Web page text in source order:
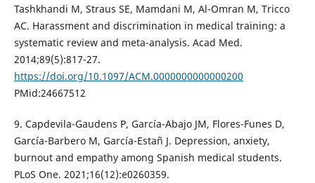
Tashkhandi M, Straus SE, Mamdani M, Al-Omran M, Tricco
AC. Harassment and discrimination in medical training: a
systematic review and meta-analysis. Acad Med.
2014;89(5):817-27.
https://doi.org/10.1097/ACM.0000000000000200
PMid:24667512
9. Capdevila-Gaudens P, García-Abajo JM, Flores-Funes D,
García-Barbero M, García-Estañ J. Depression, anxiety,
burnout and empathy among Spanish medical students.
PLoS One. 2021;16(12):e0260359.